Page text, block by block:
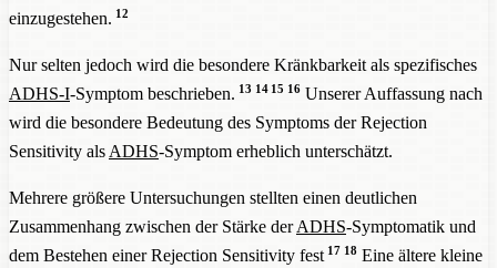
einzugestehen. 12
Nur selten jedoch wird die besondere Kränkbarkeit als spezifisches
ADHS-I-Symptom beschrieben. 13 14 15 16 Unserer Auffassung nach
wird die besondere Bedeutung des Symptoms der Rejection
Sensitivity als ADHS-Symptom erheblich unterschätzt.
Mehrere größere Untersuchungen stellten einen deutlichen
Zusammenhang zwischen der Stärke derADHS-Symptomatik und
dem Bestehen einer Rejection Sensitivity fest 17 18Eine ältere kleine